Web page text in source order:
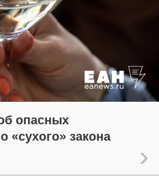
опасных
«сухого» закона